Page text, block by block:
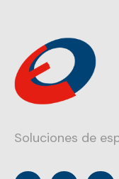
Soluciones de